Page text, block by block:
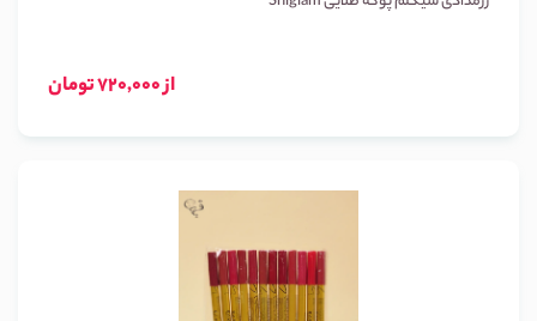
از 720,000 تومان